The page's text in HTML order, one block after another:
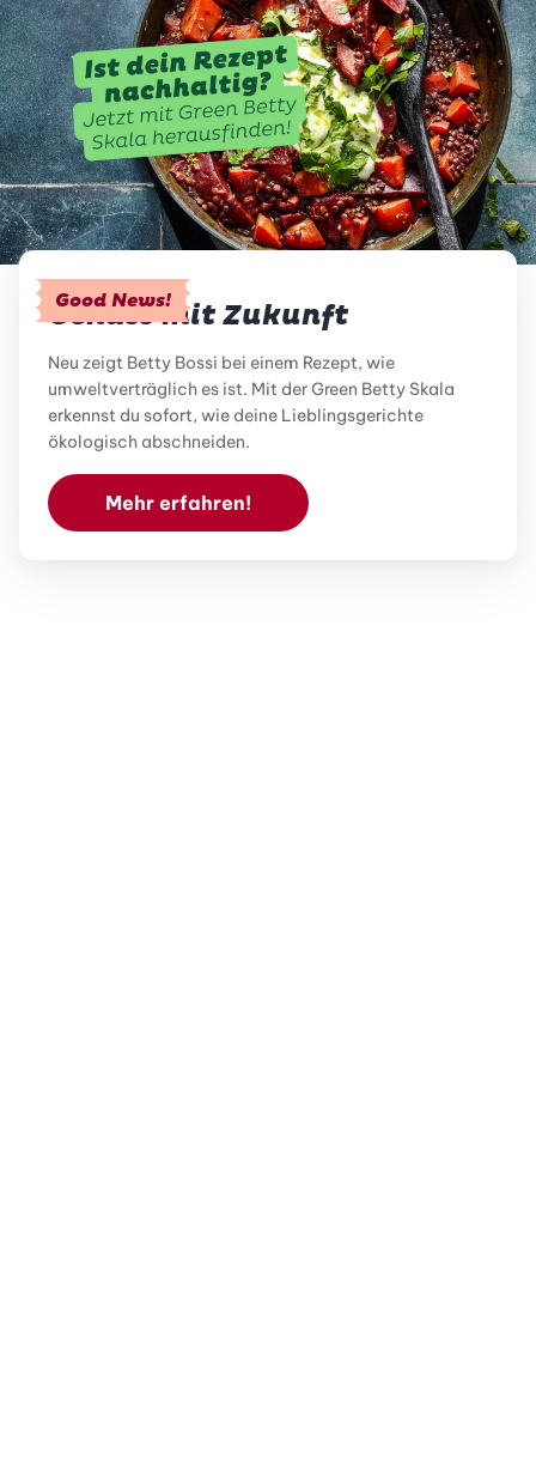
Good News!
Genuss mit Zukunft
Neu zeigt Betty Bossi bei einem Rezept, wie
umweltverträglich es ist. Mit der Green Betty Skala
erkennst du sofort, wie deine Lieblingsgerichte
ökologisch abschneiden.
Mehr erfahren!